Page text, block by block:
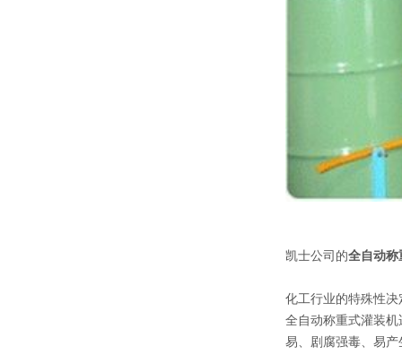
凯士公司的全自动称
化工行业的特殊性
全自动称重式灌装
易、剧腐强毒、易